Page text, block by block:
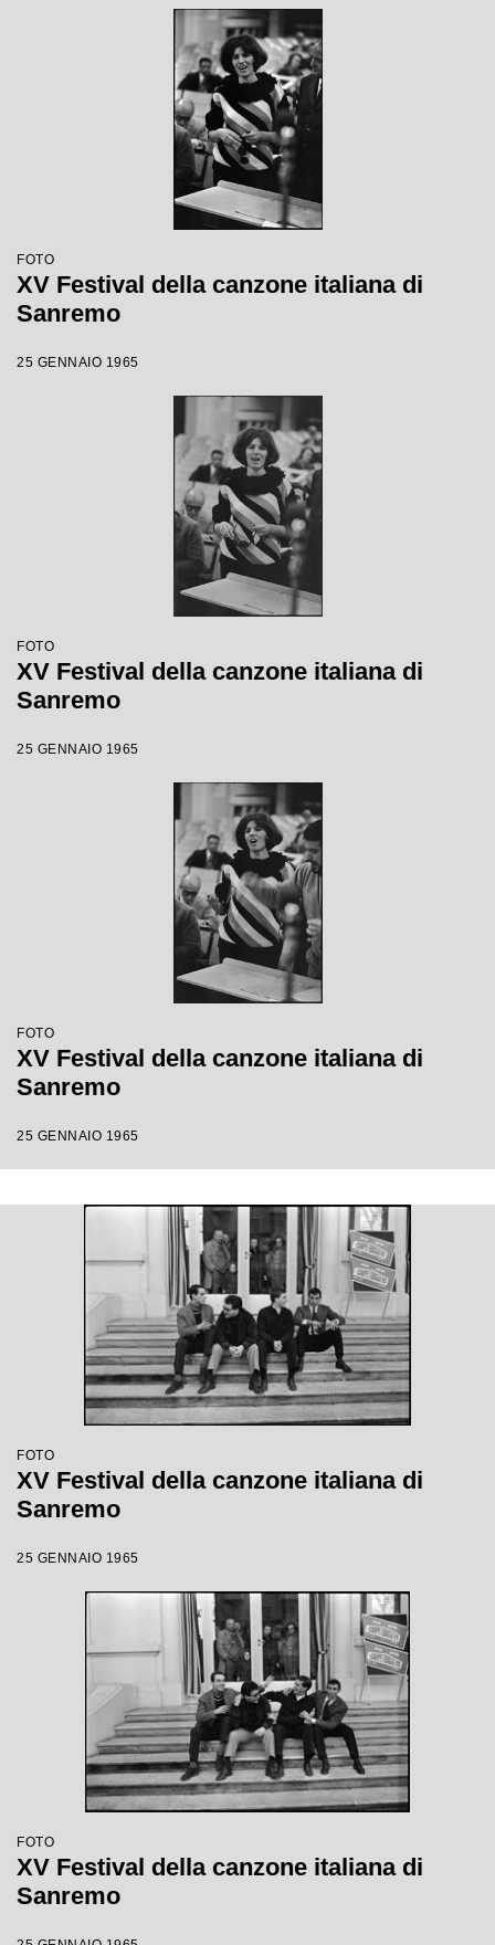
FOTO
XV Festival della canzone italiana di
Sanremo
25 GENNAIO 1965
FOTO
XV Festival della canzone italiana di
Sanremo
25 GENNAIO 1965
FOTO
XV Festival della canzone italiana di
Sanremo
25 GENNAIO 1965
FOTO
XV Festival della canzone italiana di
Sanremo
25 GENNAIO 1965
FOTO
XV Festival della canzone italiana di
Sanremo